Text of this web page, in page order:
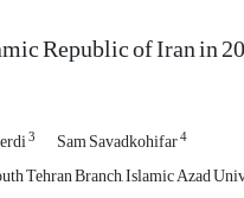
Republic of Iran in
3 Sam Savadkohifar4
Tehran Branch, Islamic Azad